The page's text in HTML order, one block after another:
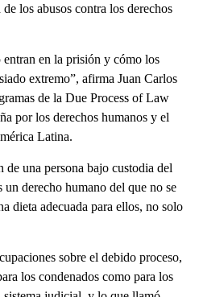
los abusos contra los derechos
en la prisión y cómo los
extremo”, afirma Juan Carlos
de la Due Process of Law
por los derechos humanos y el
Latina.
una persona bajo custodia del
derecho humano del que no se
dieta adecuada para ellos, no solo
sobre el debido proceso,
los condenados como para los